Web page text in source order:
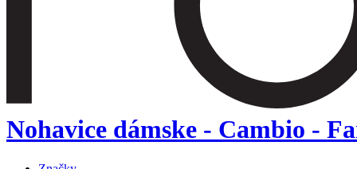
Nohavice dámske - Cambio -